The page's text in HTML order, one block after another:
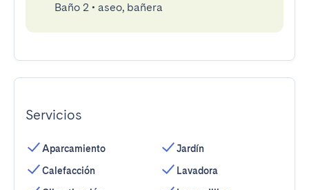
Baño 2 • aseo, bañera
Servicios
Aparcamiento
Calefacción
Jardín
Lavadora